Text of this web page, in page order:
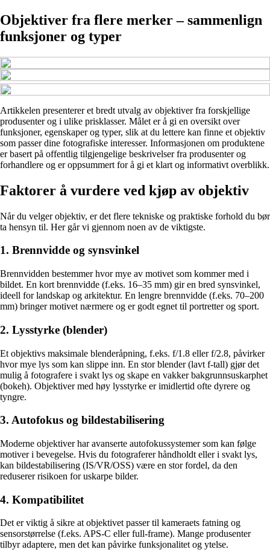
Objektiver fra flere merker – sammenlign
funksjoner og typer
Artikkelen presenterer et bredt utvalg av objektiver fra forskjellige
produsenter og i ulike prisklasser. Målet er å gi en oversikt over
funksjoner, egenskaper og typer, slik at du lettere kan finne et objektiv
som passer dine fotografiske interesser. Informasjonen om produktene
er basert på offentlig tilgjengelige beskrivelser fra produsenter og
forhandlere og er oppsummert for å gi et klart og informativt overblikk.
Faktorer å vurdere ved kjøp av objektiv
Når du velger objektiv, er det flere tekniske og praktiske forhold du bør
ta hensyn til. Her går vi gjennom noen av de viktigste.
1. Brennvidde og synsvinkel
Brennvidden bestemmer hvor mye av motivet som kommer med i
bildet. En kort brennvidde (f.eks. 16–35 mm) gir en bred synsvinkel,
ideell for landskap og arkitektur. En lengre brennvidde (f.eks. 70–200
mm) bringer motivet nærmere og er godt egnet til portretter og sport.
2. Lysstyrke (blender)
Et objektivs maksimale blenderåpning, f.eks. f/1.8 eller f/2.8, påvirker
hvor mye lys som kan slippe inn. En stor blender (lavt f-tall) gjør det
mulig å fotografere i svakt lys og skape en vakker bakgrunnsuskarphet
(bokeh). Objektiver med høy lysstyrke er imidlertid ofte dyrere og
tyngre.
3. Autofokus og bildestabilisering
Moderne objektiver har avanserte autofokussystemer som kan følge
motiver i bevegelse. Hvis du fotograferer håndholdt eller i svakt lys,
kan bildestabilisering (IS/VR/OSS) være en stor fordel, da den
reduserer risikoen for uskarpe bilder.
4. Kompatibilitet
Det er viktig å sikre at objektivet passer til kameraets fatning og
sensorstørrelse (f.eks. APS-C eller full-frame). Mange produsenter
tilbyr adaptere, men det kan påvirke funksjonalitet og ytelse.